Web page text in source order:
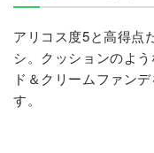
アリコス度5と高得点
シ。クッションのよ
ド＆クリームファン
す。